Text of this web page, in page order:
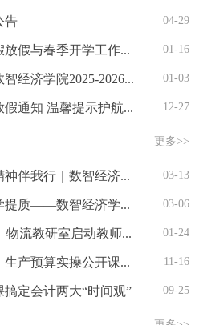
告 04-29
数智经济学院2026年寒假放假与春季开学工作通知 01-16
江西工商职业技术学院数智经济学院2025-2026学年第一学期期末考试安排发布 01-03
数智经济学院发布元旦放假通知 温馨提示护航平安假期 12-27
更多>>
植绿护美践初心，雷锋精神伴我行｜数智经济学院师生积极参与校园植树活动 03-13
深化数智融合，赋能教学提质——数智经济学院召开新学期教学工作会议 03-06
“数智赋能 师者先行”——物流教研室启动教师Python数据技能实战培训 01-24
解锁财务管理核心技能！生产预算实操公开课干货满满 11-16
定会计两大“时间观” 09-25